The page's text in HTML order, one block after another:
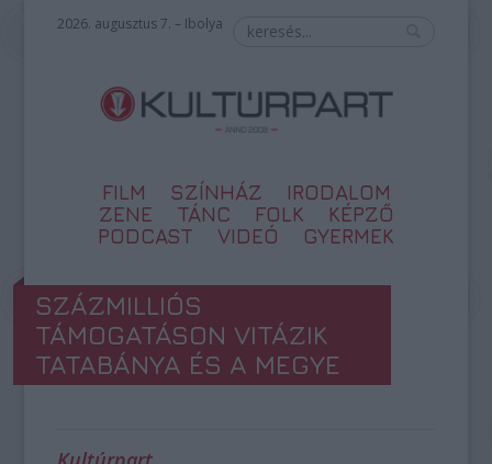
2026. augusztus 7. – Ibolya
FILM SZÍNHÁZ
IRODALOM
ZENE
TÁNC FOLK
KÉPZŐ
PODCAST
VIDEÓ GYERMEK
SZÁZMILLIÓS
TÁMOGATÁSON VITÁZIK
TATABÁNYA ÉS A MEGYE